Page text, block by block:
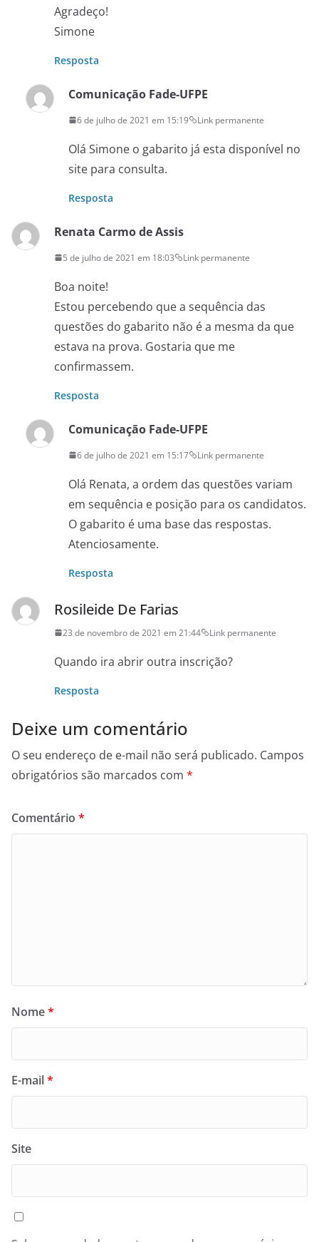
Agradeço!
Simone
Resposta
Comunicação Fade-UFPE
6 de julho de 2021 em 15:19 Link permanente
Olá Simone o gabarito já esta disponível no
site para consulta.
Resposta
Renata Carmo de Assis
5 de julho de 2021 em 18:03 Link permanente
Boa noite!
Estou percebendo que a sequência das
questões do gabarito não é a mesma da que
estava na prova. Gostaria que me
confirmassem.
Resposta
Comunicação Fade-UFPE
6 de julho de 2021 em 15:17 Link permanente
Olá Renata, a ordem das questões variam
em sequência e posição para os candidatos.
O gabarito é uma base das respostas.
Atenciosamente.
Resposta
Rosileide De Farias
23 de novembro de 2021 em 21:44 Link permanente
Quando ira abrir outra inscrição?
Resposta
Deixe um comentário
O seu endereço de e-mail não será publicado. Campos
obrigatórios são marcados com *
Comentário *
Nome*
E-mail*
Site